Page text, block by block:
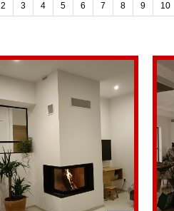
2 3 4 5 6 7 8 9 10